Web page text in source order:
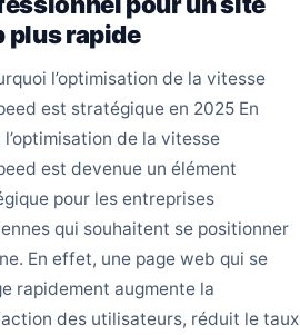
plus rapide
l’optimisation de la vitesse
est stratégique en 2025 En
l’optimisation de la vitesse
est devenue un élément
pour les entreprises
qui souhaitent se positionner
En effet, une page web qui se
rapidement augmente la
des utilisateurs, réduit le taux